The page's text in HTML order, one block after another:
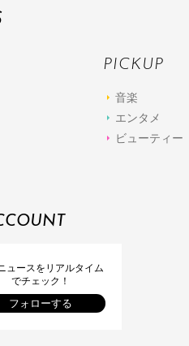
PICKUP
音楽
エンタメ
ビューティー
ュースをリアルタイム
でチェック！
フォローする